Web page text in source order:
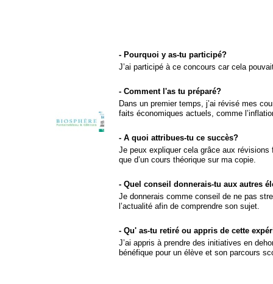
- Pourquoi y as-tu participé?
J’ai participé à ce concours car cela
- Comment l'as tu préparé?
Dans un premier temps, j’ai révisé mes
faits économiques actuels, comme
- A quoi attribues-tu ce succès?
Je peux expliquer cela grâce aux révisions
que d’un cours théorique sur ma copie.
- Quel conseil donnerais-tu aux autres
Je donnerais comme conseil de ne pas
l’actualité afin de comprendre son sujet.
- Qu' as-tu retiré ou appris de cette
J’ai appris à prendre des initiatives en
bénéfique pour un élève et son parcours